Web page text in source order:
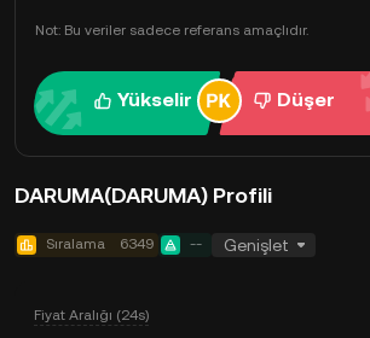
Not: Bu veriler sadece referans amaçlıdır.
Yükselir Düşer
DARUMA(DARUMA) Profili
Sıralama 6349 -- Genişlet
Fiyat Aralığı (24s)